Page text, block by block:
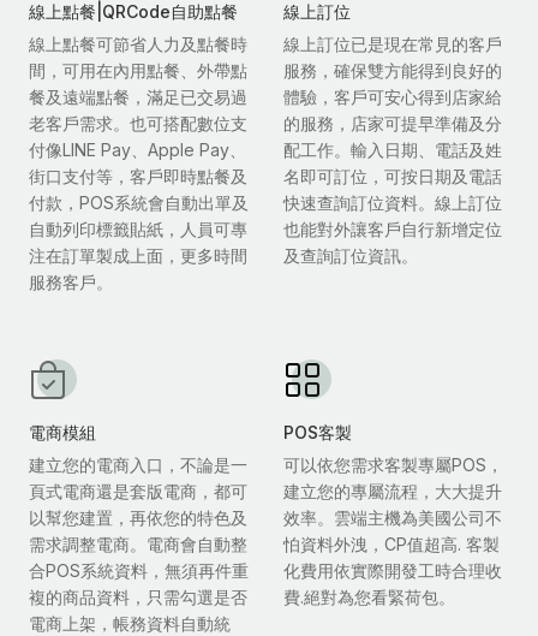
線上點餐|QRCode自助點餐
線上點餐可節省人力及點餐時
間，可用在內用點餐、外帶點
餐及遠端點餐，滿足已交易過
老客戶需求。也可搭配數位支
付像LINE Pay、Apple Pay、
街口支付等，客戶即時點餐及
付款，POS系統會自動出單及
自動列印標籤貼紙，人員可專
注在訂單製成上面，更多時間
服務客戶。
線上訂位
線上訂位已是現在常見的客戶
服務，確保雙方能得到良好的
體驗，客戶可安心得到店家給
的服務，店家可提早準備及分
配工作。輸入日期、電話及姓
名即可訂位，可按日期及電話
快速查詢訂位資料。線上訂位
也能對外讓客戶自行新增定位
及查詢訂位資訊。
電商模組
建立您的電商入口，不論是一
頁式電商還是套版電商，都可
以幫您建置，再依您的特色及
需求調整電商。電商會自動整
合POS系統資料，無須再件重
複的商品資料，只需勾選是否
電商上架，帳務資料自動統
POS客製
可以依您需求客製專屬POS，
建立您的專屬流程，大大提升
效率。雲端主機為美國公司不
怕資料外洩，CP值超高. 客製
化費用依實際開發工時合理收
費.絕對為您看緊荷包。